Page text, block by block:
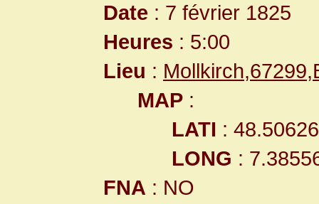
Date : 7 février 1825
Heures : 5:00
Lieu :
MAP :
LATI :
LONG :
FNA : NO